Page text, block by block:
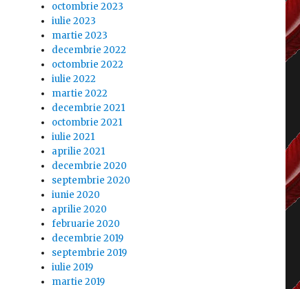
octombrie 2023
iulie 2023
martie 2023
decembrie 2022
octombrie 2022
iulie 2022
martie 2022
decembrie 2021
octombrie 2021
iulie 2021
aprilie 2021
decembrie 2020
septembrie 2020
iunie 2020
aprilie 2020
februarie 2020
decembrie 2019
septembrie 2019
iulie 2019
martie 2019